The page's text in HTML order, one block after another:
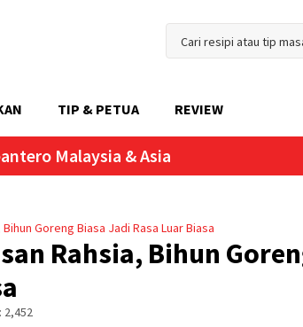
TIP & PETUA REVIEW
Malaysia & Asia
Goreng Biasa Jadi Rasa Luar Biasa
Rahsia, Bihun
2,452